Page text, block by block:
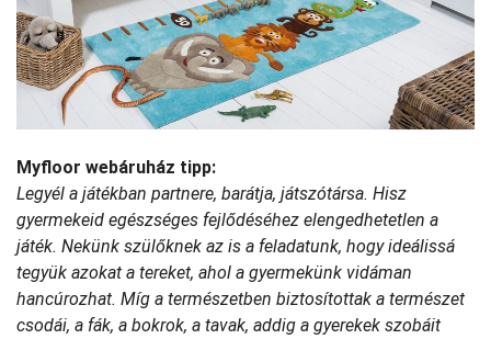
Myfloor webáruház tipp:
Legyél a játékban partnere, barátja, játszótársa. Hisz
gyermekeid egészséges fejlődéséhez elengedhetetlen a
játék. Nekünk szülőknek az is a feladatunk, hogy ideálissá
tegyük azokat a tereket, ahol a gyermekünk vidáman
hancúrozhat. Míg a természetben biztosítottak a természet
csodái, a fák, a bokrok, a tavak, addig a gyerekek szobáit